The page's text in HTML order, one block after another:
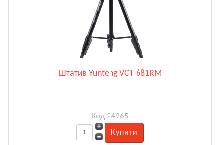
Штатив Yunteng VCT-681RM
Код 24965